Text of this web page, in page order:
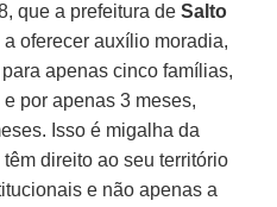
que a prefeitura deSalto
oferecer auxílio moradia,
apenas cinco famílias,
por apenas 3 meses,
Isso é migalha da
têm direito ao seu território
e não apenas a